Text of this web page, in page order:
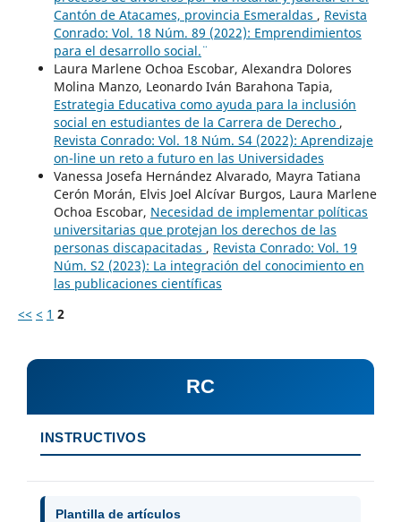
Cantón de Atacames, provincia Esmeraldas , Revista
Conrado: Vol. 18 Núm. 89 (2022): ¨Emprendimientos
para el desarrollo social.¨
Laura Marlene Ochoa Escobar, Alexandra Dolores
Molina Manzo, Leonardo Iván Barahona Tapia,
Estrategia Educativa como ayuda para la inclusión
social en estudiantes de la Carrera de Derecho ,
Revista Conrado: Vol. 18 Núm. S4 (2022): Aprendizaje
on-line un reto a futuro en las Universidades
Vanessa Josefa Hernández Alvarado, Mayra Tatiana
Cerón Morán, Elvis Joel Alcívar Burgos, Laura Marlene
Ochoa Escobar, Necesidad de implementar políticas
universitarias que protejan los derechos de las
personas discapacitadas , Revista Conrado: Vol. 19
Núm. S2 (2023): La integración del conocimiento en
las publicaciones científicas
<< < 1 2
RC
INSTRUCTIVOS
Plantilla de artículos